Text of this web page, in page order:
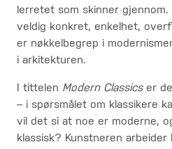
lerretet som skinner
veldig konkret, enkelhet,
er nøkkelbegrep i
i arkitekturen.
I tittelen Modern Classics er
– i spørsmålet om klassikere
vil det si at noe er moderne,
klassisk? Kunstneren